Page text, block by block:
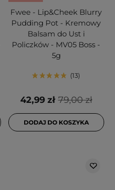
Fwee - Lip&Cheek Blurry
Pudding Pot - Kremowy
Balsam do Ust i
Policzków - MV05 Boss -
5g
13
79,00 zł
42,99 zł
DODAJ DO KOSZYKA